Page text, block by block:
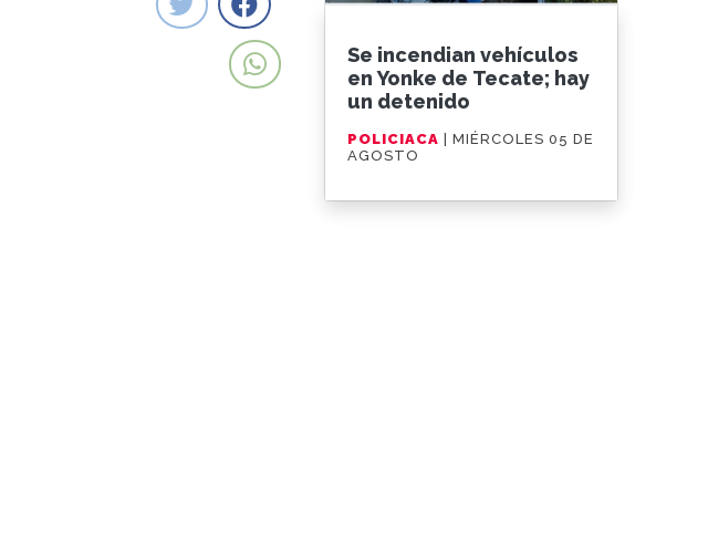
Se incendian vehículos
en Yonke de Tecate; hay
un detenido
POLICIACA| MIÉRCOLES 05 DE
AGOSTO